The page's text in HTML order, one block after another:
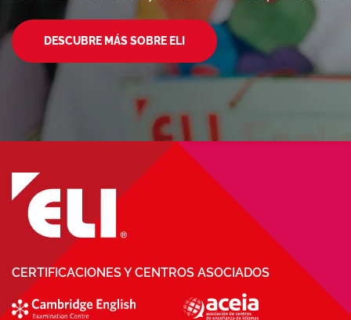
DESCUBRE MÁS SOBRE ELI
CERTIFICACIONES Y CENTROS ASOCIADOS